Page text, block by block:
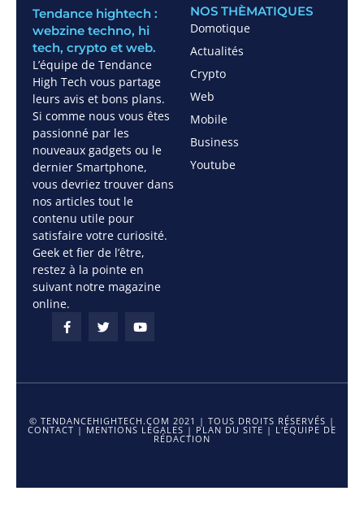
Tendance hightech :
webzine techno, hi
tech, crypto et web.
L’équipe de Tendance
High Tech vous partage
leurs avis et bons plans.
Si comme nous vous êtes
passionné par les
nouveaux gadgets ou le
dernier Smartphone,
vous devriez trouver dans
nos articles tout le
contenu utile pour
satisfaire votre curiosité.
Geek et fier de l’être,
restez à la pointe en
suivant notre magazine
online.
NOS THÈMATIQUES
Domotique
Actualités
Crypto
Web
Mobile
Business
Youtube
© TENDANCEHIGHTECH.COM 2021 | TOUS DROITS RÉSERVÉS |
CONTACT | MENTIONS LÉGALES | PLAN DU SITE | L'ÉQUIPE DE
RÉDACTION